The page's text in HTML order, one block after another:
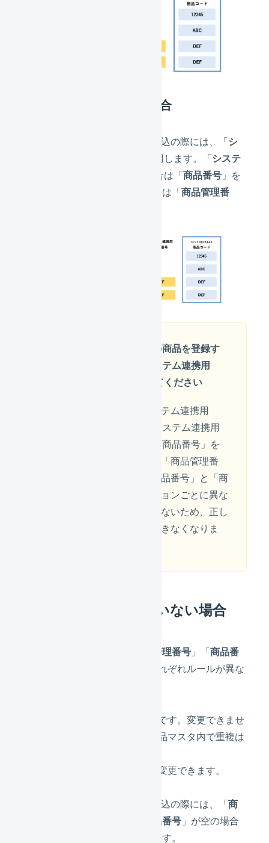
バリエーションありの場合
LOGILESSでは、受注情報の取込の際には、「シ
」を使用します。「システ
」が空の場合は「商品番号 」を
使用しますが、それも空の場合は「商品管理番
バリエーションありの商品を登録す
る場合は、必ず「システム連携用
SKU番号」を設定してください
システムの仕様上は「システム連携用
SKU番号」を使用し、「システム連携用
SKU番号」が空の場合は「商品番号」を
使用し、それも空の場合は「商品管理番
号」を使用しますが、「商品番号」と「商
品管理番号」はバリエーションごとに異な
る値を設定することができないため、正し
く商品を特定することができなくなりま
SKU管理に移行していない場合
商品管理番号 」「商品番
」の2つのコードがあり、それぞれルールが異な
– 必須項目です。変更できませ
ん。URLに使用され、商品マスタ内で重複は
– 任意項目で、変更できます。
LOGILESSでは、受注情報の取込の際には、「商
商品番号 」が空の場合
」を使用します。